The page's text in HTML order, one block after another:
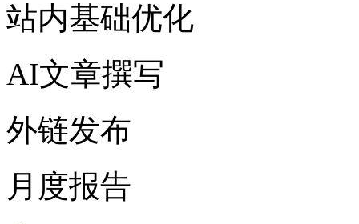
站内基础优化
AI文章撰写
外链发布
月度报告